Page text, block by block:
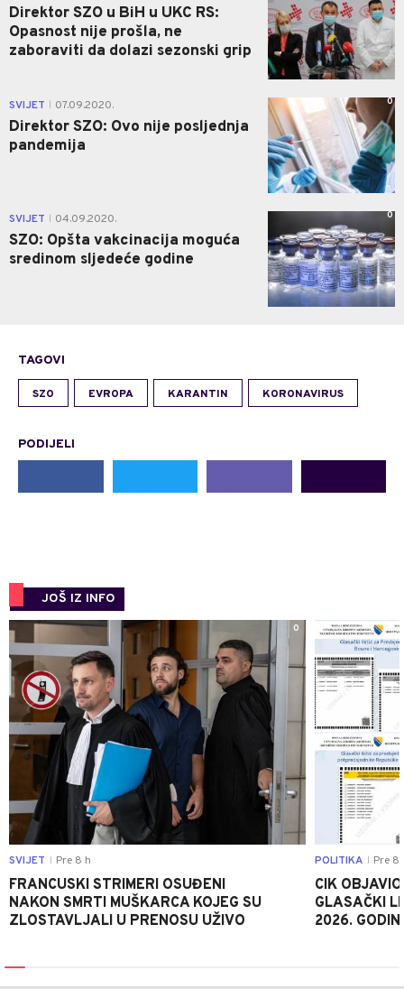
Direktor SZO u BiH u UKC RS:
Opasnost nije prošla, ne
zaboraviti da dolazi sezonski grip
SVIJET 07.09.2020.
Direktor SZO: Ovo nije posljednja
pandemija
0
SVIJET 04.09.2020.
SZO: Opšta vakcinacija moguća
sredinom sljedeće godine
0
TAGOVI
SZO EVROPA KARANTIN KORONAVIRUS
PODIJELI
JOŠ IZ INFO
0
SVIJET Pre 8 h
FRANCUSKI STRIMERI OSUĐENI
NAKON SMRTI MUŠKARCA KOJEG SU
ZLOSTAVLJALI U PRENOSU UŽIVO
POLITIKA Pre 8
CIK
GLASAČKI
2026.